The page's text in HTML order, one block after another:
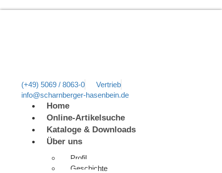
(+49) 5069 / 8063-0
Vertrieb
info@scharnberger-hasenbein.de
Home
Online-Artikelsuche
Kataloge & Downloads
Über uns
Profil
Geschichte